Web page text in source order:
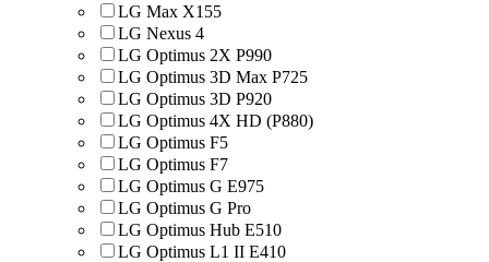
LG Max X155
LG Nexus 4
LG Optimus 2X P990
LG Optimus 3D Max P725
LG Optimus 3D P920
LG Optimus 4X HD (P880)
LG Optimus F5
LG Optimus F7
LG Optimus G E975
LG Optimus G Pro
LG Optimus Hub E510
LG Optimus L1 II E410